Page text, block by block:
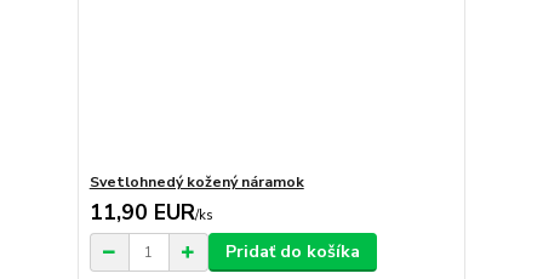
Svetlohnedý kožený náramok
11,90 EUR/ks
Pridať do košíka